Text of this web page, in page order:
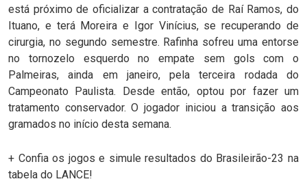
está próximo de oficializar a contratação de Raí Ramos, do
Ituano, e terá Moreira e Igor Vinícius, se recuperando de
cirurgia, no segundo semestre. Rafinha sofreu uma entorse
no tornozelo esquerdo no empate sem gols com o
Palmeiras, ainda em janeiro, pela terceira rodada do
Campeonato Paulista. Desde então, optou por fazer um
tratamento conservador. O jogador iniciou a transição aos
gramados no início desta semana.
+ Confia os jogos e simule resultados do Brasileirão-23 na
tabela do LANCE!